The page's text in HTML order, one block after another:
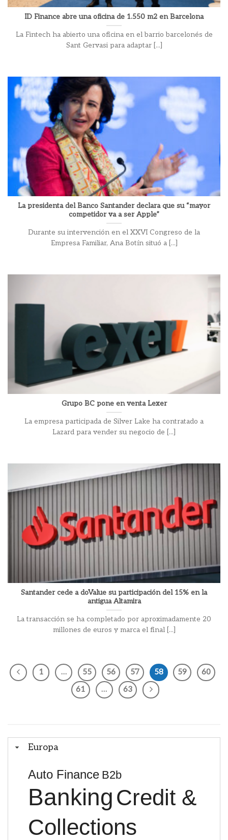
Europa
Auto Finance B2b
Banking Credit &
Collections
ID Finance abre una oficina de 1.550 m2 en Barcelona
La Fintech ha abierto una oficina en el barrio barcelonés de
Sant Gervasi para adaptar [...]
La presidenta del Banco Santander declara que su “mayor
competidor va a ser Apple”
Durante su intervención en el XXVI Congreso de la
Empresa Familiar, Ana Botín situó a [...]
Grupo BC pone en venta Lexer
La empresa participada de Silver Lake ha contratado a
Lazard para vender su negocio de [...]
Santander cede a doValue su participación del 15% en la
antigua Altamira
La transacción se ha completado por aproximadamente 20
millones de euros y marca el final [...]
1 … 55 56 57 58 59
60
61
… 63